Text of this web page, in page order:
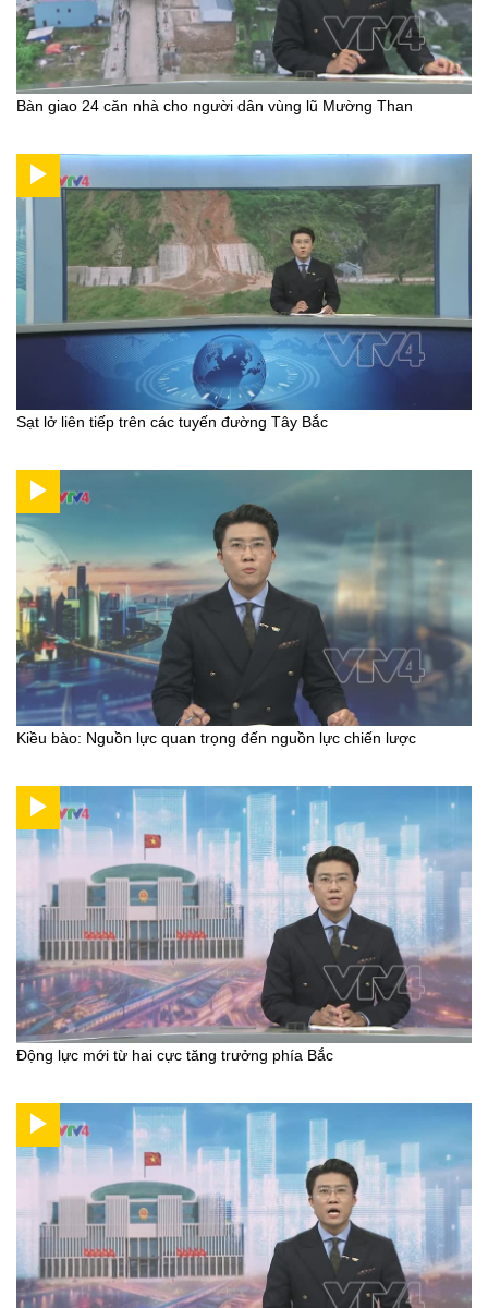
Bàn giao 24 căn nhà cho người dân vùng lũ Mường Than
Sạt lở liên tiếp trên các tuyến đường Tây Bắc
Kiều bào: Nguồn lực quan trọng đến nguồn lực chiến lược
Động lực mới từ hai cực tăng trưởng phía Bắc